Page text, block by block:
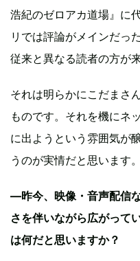
浩紀のゼロアカ道場』に
リでは評論がメインだっ
従来と異なる読者の方が
それは明らかにこだまさ
ものです。それを機にネ
に出ようという雰囲気が
うのが実情だと思います。
―昨今、映像・音声配信
さを伴いながら広がって
は何だと思いますか？